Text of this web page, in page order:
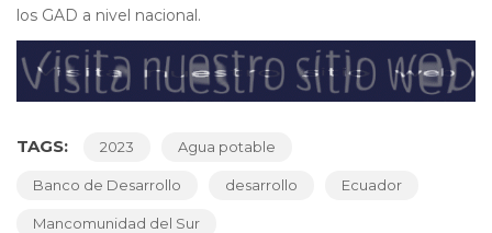
los GAD a nivel nacional.
TAGS: 2023 Agua potable
Banco de Desarrollo desarrollo Ecuador
Mancomunidad del Sur